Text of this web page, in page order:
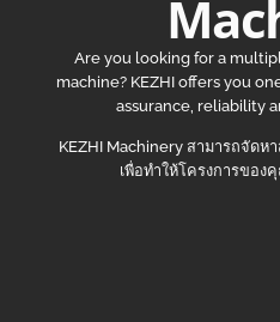
Are you looking for a
machine? KEZHI offers you
assurance, reliability
KEZHI Machinery สามารถจัด
เพื่อทำให้โครงการของ